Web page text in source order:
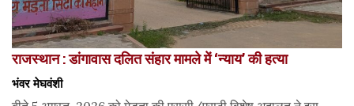
राजस्थान : डांगावास दलित संहार मामले में ‘न्याय’ की हत्या
भंवर मेघवंशी